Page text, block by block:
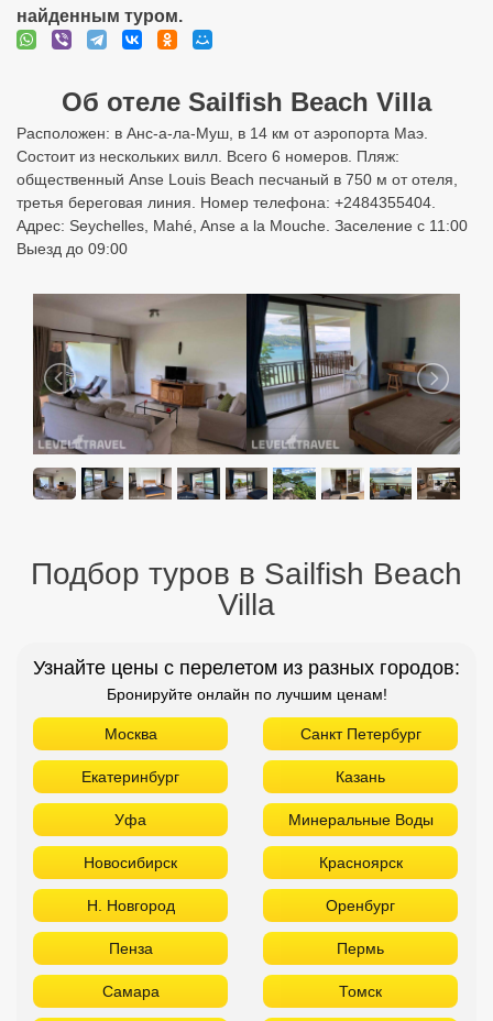
Адрес: Seychelles, Mahé, Anse a la Mouche. Заселение с 11:00
Выезд до 09:00
Подбор туров в Sailfish Beach
Villa
Узнайте цены с перелетом из разных городов:
Бронируйте онлайн по лучшим ценам!
Екатеринбург Казань
Н. Новгород Оренбург
Пенза Пермь
Самара Томск
Тюмень Челябинск
ТОП отелей 5* звезд
Используйте удобные фильтры